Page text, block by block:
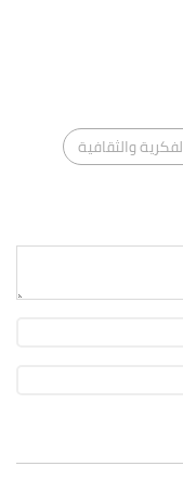
والثقافية